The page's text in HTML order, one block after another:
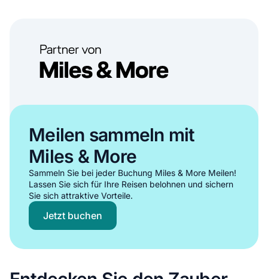
Ideal für erfahrene Segler, die vollständige Freiheit und
•Vollständige Kontrolle über die Segelroute rund um Kroatien
Privatsphäre und Intimität für Ihre Gruppe
Möglichkeiten, Ihre Segelfähigkeiten in den Gewässern von
Kroatien zu verbessern
Kostengünstige Bootsmietoption für größere Gruppen
Alle Bareboat-Mietoptionen in Kroatien anzeigen
Mit Skipper / Kapitän obligatorisch
Meilen sammeln mit
Miles & More
Sammeln Sie bei jeder Buchung Miles & More Meilen!
Lassen Sie sich für Ihre Reisen belohnen und sichern
Sie sich attraktive Vorteile.
Jetzt buchen